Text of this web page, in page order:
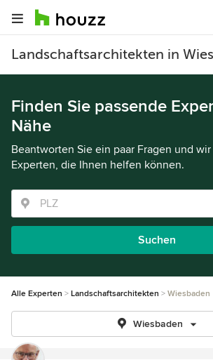
Landschaftsarchitekten in
Finden Sie passende
Nähe
Beantworten Sie ein paar Fragen und
Experten, die Ihnen helfen können.
Suchen
Alle Experten Landschaftsarchitekten Wiesbaden
Wiesbaden